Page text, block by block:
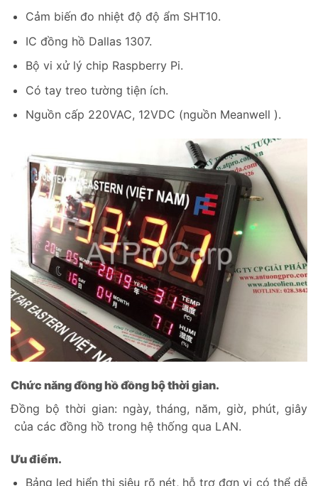
Cảm biến đo nhiệt độ độ ẩm SHT10.
IC đồng hồ Dallas 1307.
Bộ vi xử lý chip Raspberry Pi.
Có tay treo tường tiện ích.
Nguồn cấp 220VAC, 12VDC (nguồn Meanwell ).
Chức năng đồng hồ đồng bộ thời gian.
Đồng bộ thời gian: ngày, tháng, năm, giờ, phút, giây
của các đồng hồ trong hệ thống qua LAN.
Ưu điểm.
Bảng led hiển thị siêu rõ nét, hỗ trợ đơn vị có thể dễ